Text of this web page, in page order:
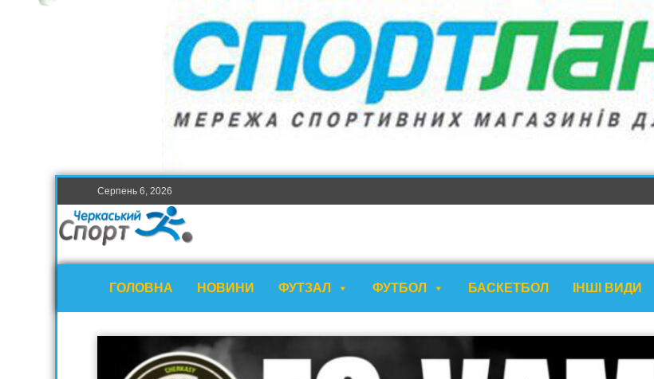
Серпень 6, 2026
ГОЛОВНА НОВИНИ ФУТЗАЛ ФУТБОЛ БАСКЕТБОЛ ІНШІ ВИДИ